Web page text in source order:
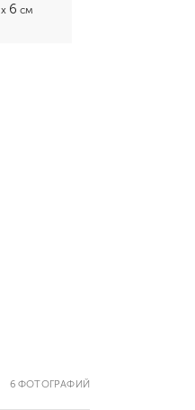
x6 см
6 ФОТОГРАФИЙ